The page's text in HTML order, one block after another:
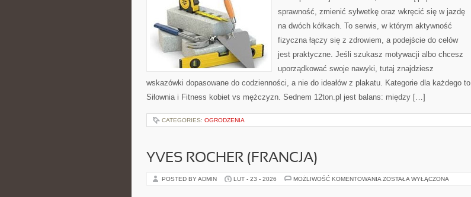
sprawność, zmienić sylwetkę oraz wkręcić się w jazdę
na dwóch kółkach. To serwis, w którym aktywność
fizyczna łączy się z zdrowiem, a podejście do celów
jest praktyczne. Jeśli szukasz motywacji albo chcesz
uporządkować swoje nawyki, tutaj znajdziesz
wskazówki dopasowane do codzienności, a nie do ideałów z plakatu. Kategorie dla każdego to
Siłownia i Fitness kobiet vs mężczyzn. Sednem 12ton.pl jest balans: między […]
CATEGORIES: OGRODZENIA
YVES ROCHER (FRANCJA)
POSTED BY ADMIN LUT - 23 - 2026 MOŻLIWOŚĆ KOMENTOWANIA YVES
ZOSTAŁA WYŁĄCZONA